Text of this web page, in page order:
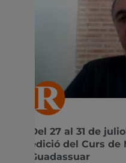
Del 27 al 31 de
edició del Curs
Guadassuar